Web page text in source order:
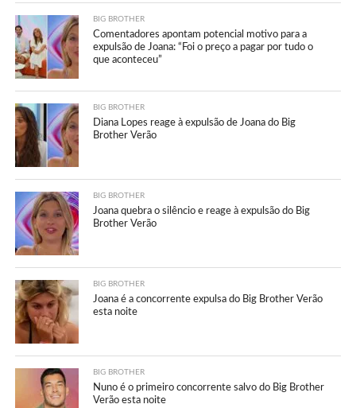
BIG BROTHER
Comentadores apontam potencial motivo para a
expulsão de Joana: “Foi o preço a pagar por tudo o
que aconteceu”
BIG BROTHER
Diana Lopes reage à expulsão de Joana do Big
Brother Verão
BIG BROTHER
Joana quebra o silêncio e reage à expulsão do Big
Brother Verão
BIG BROTHER
Joana é a concorrente expulsa do Big Brother Verão
esta noite
BIG BROTHER
Nuno é o primeiro concorrente salvo do Big Brother
Verão esta noite